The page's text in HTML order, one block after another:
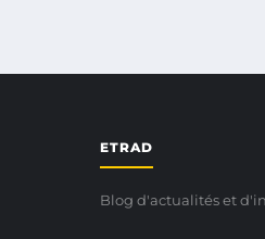
ETRAD
Blog d'actualités et